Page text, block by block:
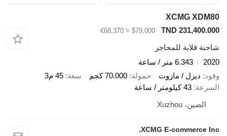
XCMG
TND
$79,000
≈ €68,370
للمحاجر
6.343 متر / ساعة
ديزل / مازوت
حمولة 70.000 كجم سعة
45 م3
43 كيلومتر / ساعة
XCMG E-